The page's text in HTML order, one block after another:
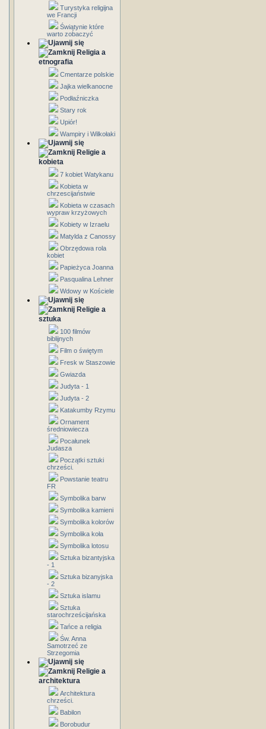
Turystyka religijna
we Francji
Świątynie które
warto zobaczyć
Religia a
etnografia
Cmentarze polskie
Jajka wielkanocne
Podłaźniczka
Stary rok
Upiór!
Wampiry i Wilkołaki
Religie a
kobieta
7 kobiet Watykanu
Kobieta w
chrzescijaństwie
Kobieta w czasach
wypraw krzyżowych
Kobiety w Izraelu
Matylda z Canossy
Obrzędowa rola
kobiet
Papieżyca Joanna
Pasqualina Lehner
Wdowy w Kościele
Religie a
sztuka
100 filmów
biblijnych
Film o świętym
Fresk w Staszowie
Gwiazda
Judyta - 1
Judyta - 2
Katakumby Rzymu
Ornament
średniowiecza
Pocałunek
Judasza
Początki sztuki
chrześci.
Powstanie teatru
FR
Symbolika barw
Symbolika kamieni
Symbolika kolorów
Symbolika koła
Symbolika lotosu
Sztuka bizantyjska
- 1
Sztuka bizanyjska
- 2
Sztuka islamu
Sztuka
starochrześcijańska
Tańce a religia
Św. Anna
Samotrzeć ze
Strzegomia
Religie a
architektura
Architektura
chrześci.
Babilon
Borobudur